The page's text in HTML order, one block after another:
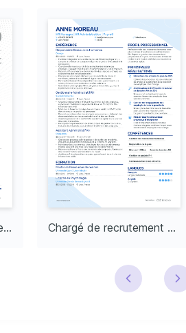
Directeur des Ressources Humaines Chargé de recrutement RH